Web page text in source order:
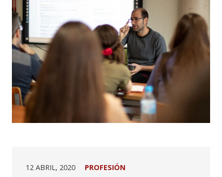
12 ABRIL, 2020 PROFESIÓN